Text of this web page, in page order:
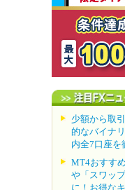
少額から取
的なバイナ
内全7口座を
MT4おすす
や「スワッ
に！お得な